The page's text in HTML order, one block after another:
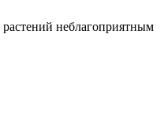
неблагоприятным